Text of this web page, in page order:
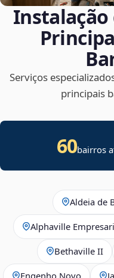
Instalação
Serviços
principais
60bairros
Aldeia de
Alphaville
Bethaville II
Engenho Novo